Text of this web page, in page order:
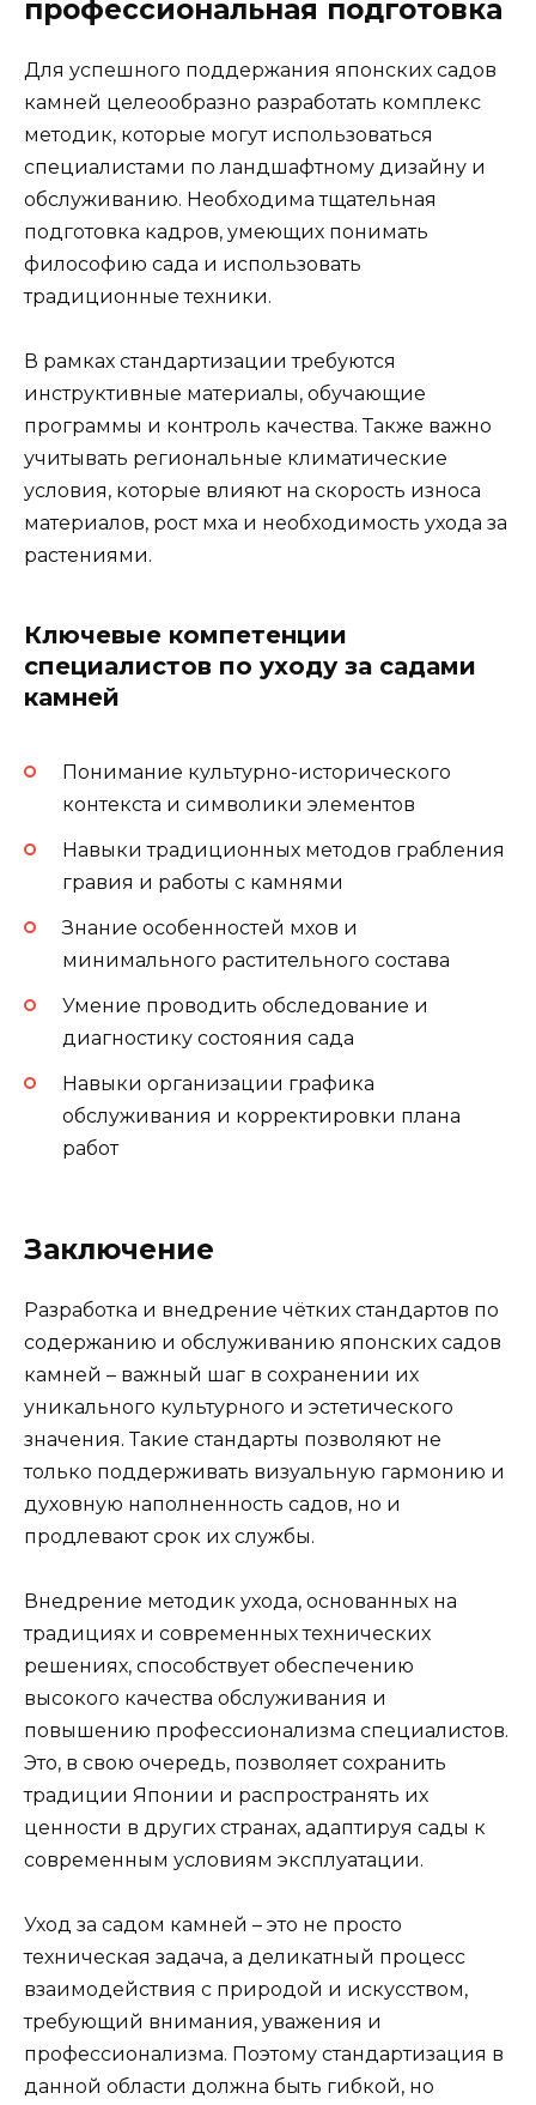
профессиональная подготовка
Для успешного поддержания японских садов
камней целеообразно разработать комплекс
методик, которые могут использоваться
специалистами по ландшафтному дизайну и
обслуживанию. Необходима тщательная
подготовка кадров, умеющих понимать
философию сада и использовать
традиционные техники.
В рамках стандартизации требуются
инструктивные материалы, обучающие
программы и контроль качества. Также важно
учитывать региональные климатические
условия, которые влияют на скорость износа
материалов, рост мха и необходимость ухода за
растениями.
Ключевые компетенции
специалистов по уходу за садами
камней
Понимание культурно-исторического
контекста и символики элементов
Навыки традиционных методов грабления
гравия и работы с камнями
Знание особенностей мхов и
минимального растительного состава
Умение проводить обследование и
диагностику состояния сада
Навыки организации графика
обслуживания и корректировки плана
работ
Заключение
Разработка и внедрение чётких стандартов по
содержанию и обслуживанию японских садов
камней – важный шаг в сохранении их
уникального культурного и эстетического
значения. Такие стандарты позволяют не
только поддерживать визуальную гармонию и
духовную наполненность садов, но и
продлевают срок их службы.
Внедрение методик ухода, основанных на
традициях и современных технических
решениях, способствует обеспечению
высокого качества обслуживания и
повышению профессионализма специалистов.
Это, в свою очередь, позволяет сохранить
традиции Японии и распространять их
ценности в других странах, адаптируя сады к
современным условиям эксплуатации.
Уход за садом камней – это не просто
техническая задача, а деликатный процесс
взаимодействия с природой и искусством,
требующий внимания, уважения и
профессионализма. Поэтому стандартизация в
данной области должна быть гибкой, но